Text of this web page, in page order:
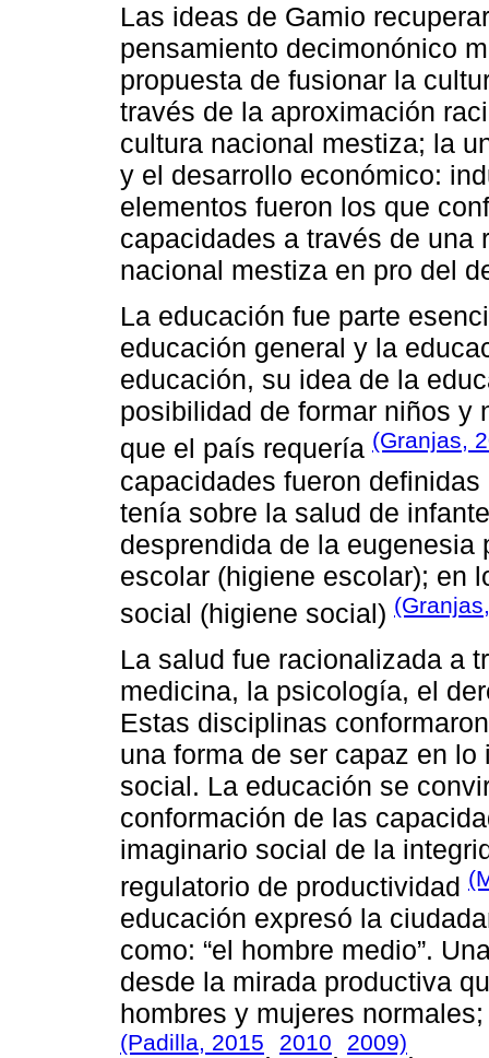
Las ideas de Gamio
pensamiento decimonónico
propuesta de fusionar la
través de la aproximación
cultura nacional mestiza; la
y el desarrollo económico:
elementos fueron los que
capacidades a través de una
nacional mestiza en pro del
La educación fue parte
educación general y la
educación, su idea de la
posibilidad de formar niños y
que el país requería (Granjas,
capacidades fueron
tenía sobre la salud de
desprendida de la
escolar (higiene escolar); en
social (higiene social)
La salud fue racionalizada a
medicina, la psicología, el
Estas disciplinas
una forma de ser capaz en
social. La educación se
conformación de las
imaginario social de la
regulatorio de productividad
educación expresó la
como: “el hombre medio”.
desde la mirada productiva
hombres y mujeres
(Padilla, 2015, 2010, 2009).